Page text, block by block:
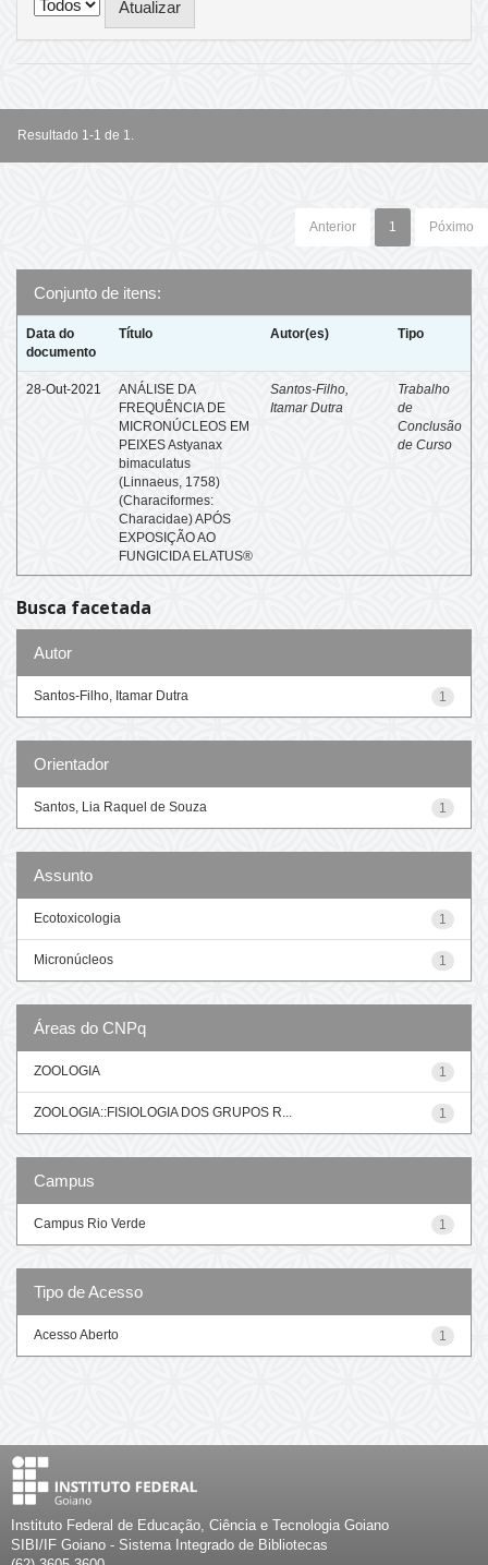
Resultado 1-1 de 1.
Anterior 1 Póximo
Conjunto de itens:
Data do
documento
Título Autor(es) Tipo
28-Out-2021
ANÁLISE DA
FREQUÊNCIA DE
MICRONÚCLEOS EM
PEIXES Astyanax
bimaculatus
(Linnaeus, 1758)
(Characiformes:
Characidae) APÓS
EXPOSIÇÃO AO
FUNGICIDA ELATUS®
Santos-Filho,
Itamar Dutra
Trabalho
de
Conclusão
de Curso
Busca facetada
Autor
1
Santos-Filho, Itamar Dutra
Orientador
1
Santos, Lia Raquel de Souza
Assunto
1
Ecotoxicologia
1
Micronúcleos
Áreas do CNPq
1
ZOOLOGIA
1
ZOOLOGIA::FISIOLOGIA DOS GRUPOS R...
Campus
1
Campus Rio Verde
Tipo de Acesso
1
Acesso Aberto
Instituto Federal de Educação, Ciência e Tecnologia Goiano
SIBI/IF Goiano - Sistema Integrado de Bibliotecas